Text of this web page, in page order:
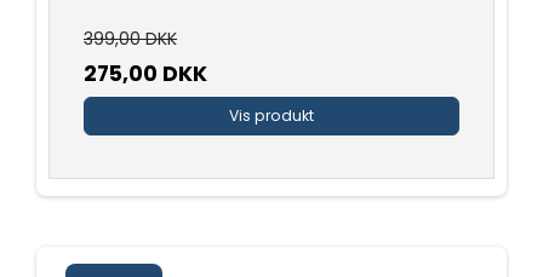
399,00 DKK
275,00 DKK
Vis produkt